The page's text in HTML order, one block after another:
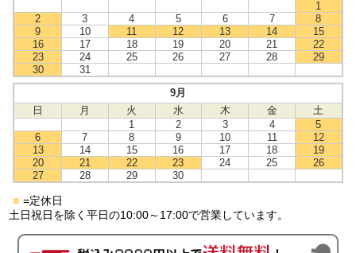
1
2
3 4 5 6 7
8
9
10 11 12 13 14
15
16
17 18 19 20 21
22
23
24 25 26 27 28
29
30
31
9月
日
月 火 水 木 金
土
1
2 3 4
5
6
7 8 9 10 11
12
13
14 15 16 17 18
19
20
21 22 23 24 25
26
27
28 29 30
■ =定休日
土日祝日を除く平日の10:00～17:00で営業しています。